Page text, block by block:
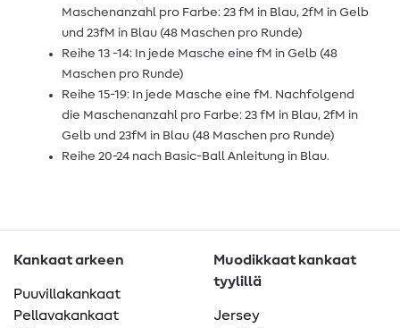
Maschenanzahl pro Farbe: 23 fM in Blau, 2fM in Gelb
und 23fM in Blau (48 Maschen pro Runde)
Reihe 13 -14: In jede Masche eine fM in Gelb (48
Maschen pro Runde)
Reihe 15-19: In jede Masche eine fM. Nachfolgend
die Maschenanzahl pro Farbe: 23 fM in Blau, 2fM in
Gelb und 23fM in Blau (48 Maschen pro Runde)
Reihe 20-24 nach Basic-Ball Anleitung in Blau.
Kankaat arkeen
Puuvillakankaat
Pellavakankaat
Muodikkaat kankaat
tyylillä
Jersey